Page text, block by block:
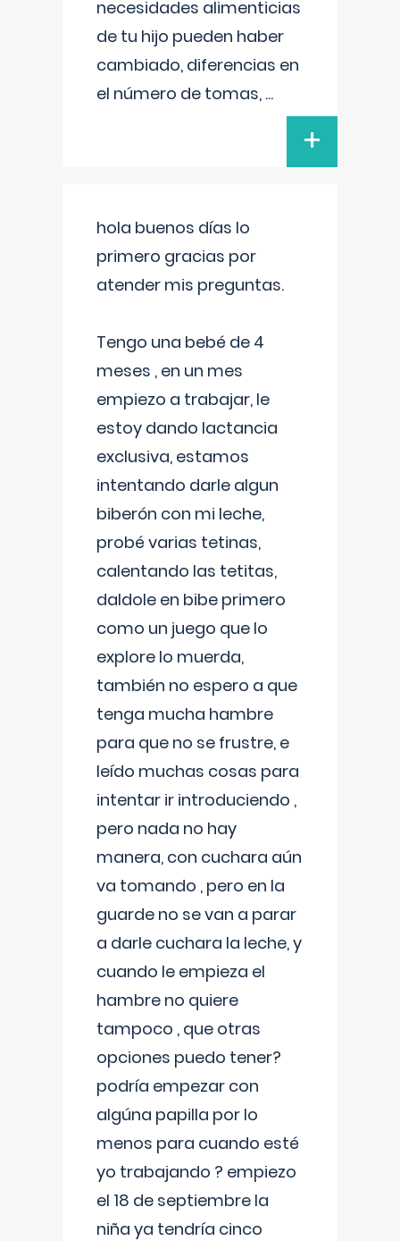
necesidades alimenticias
de tu hijo pueden haber
cambiado, diferencias en
el número de tomas, ...
+
hola buenos días lo
primero gracias por
atender mis preguntas.
Tengo una bebé de 4
meses , en un mes
empiezo a trabajar, le
estoy dando lactancia
exclusiva, estamos
intentando darle algun
biberón con mi leche,
probé varias tetinas,
calentando las tetitas,
daldole en bibe primero
como un juego que lo
explore lo muerda,
también no espero a que
tenga mucha hambre
para que no se frustre, e
leído muchas cosas para
intentar ir introduciendo ,
pero nada no hay
manera, con cuchara aún
va tomando , pero en la
guarde no se van a parar
a darle cuchara la leche, y
cuando le empieza el
hambre no quiere
tampoco , que otras
opciones puedo tener?
podría empezar con
algúna papilla por lo
menos para cuando esté
yo trabajando ? empiezo
el 18 de septiembre la
niña ya tendría cinco